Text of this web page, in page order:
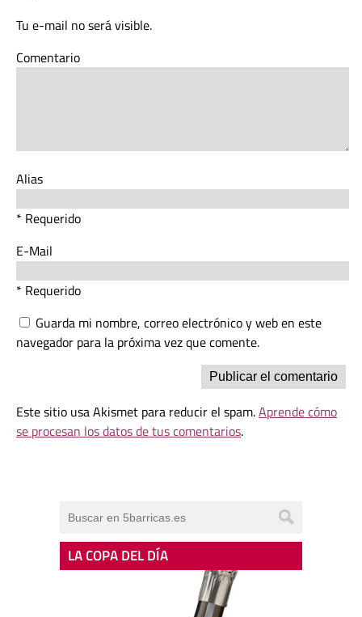
Tu e-mail no será visible.
Comentario
Alias
* Requerido
E-Mail
* Requerido
Guarda mi nombre, correo electrónico y web en este
navegador para la próxima vez que comente.
Este sitio usa Akismet para reducir el spam.Aprende cómo
se procesan los datos de tus comentarios.
LA COPA DEL DÍA